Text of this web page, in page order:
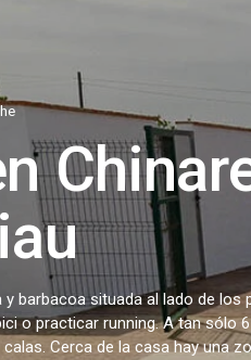
barbacoa situada al lado de los
o practicar running. A tan sólo
Cerca de la casa hay una